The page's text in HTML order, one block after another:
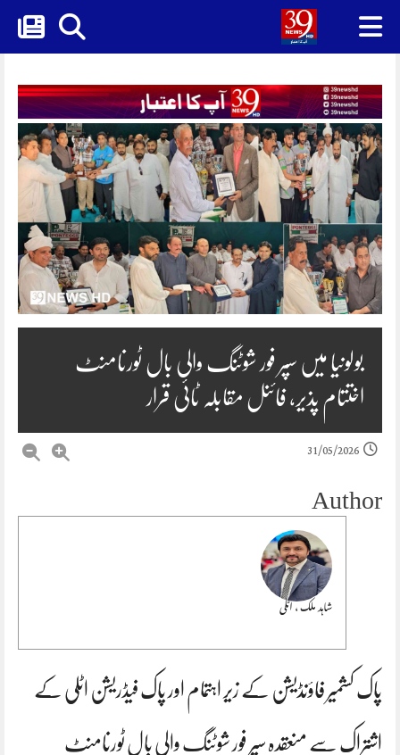
Skip
content
بولونیا میں سپر فور شوٹنگ والی بال ٹورنامنٹ
اختتام پذیر، فائنل مقابلہ ٹائی قرار
31/05/2026
Author
شاہد ملک ، اٹلی
پاک کشمیر فاؤنڈیشن کے زیر اہتمام اور پاک فیڈریشن اٹلی کے
اشتراک سے منعقدہ سپر فور شوٹنگ والی بال ٹورنامنٹ